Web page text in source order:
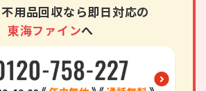
用品回収なら即日対応の
東海ファインへ